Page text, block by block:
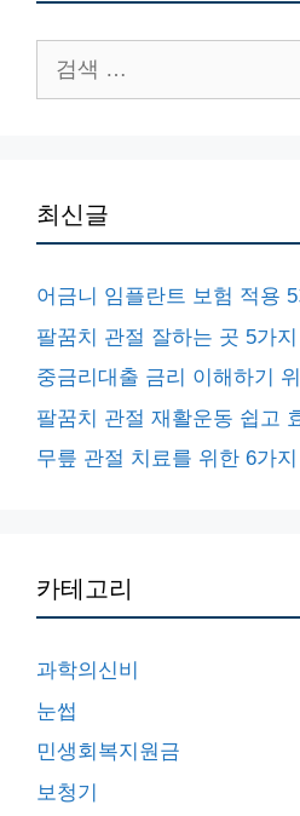
색:
최신글
어금니 임플란트 보험 적용
팔꿈치 관절 잘하는 곳 5가지
중금리대출 금리 이해하기
팔꿈치 관절 재활운동 쉽고
무릎 관절 치료를 위한 6가지
카테고리
과학의신비
눈썹
민생회복지원금
보청기